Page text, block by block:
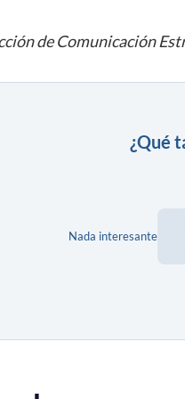
de Comunicación
¿Qué
Nada interesante